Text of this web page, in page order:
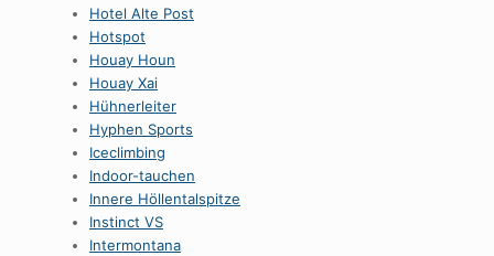
Hotel Alte Post
Hotspot
Houay Houn
Houay Xai
Hühnerleiter
Hyphen Sports
Iceclimbing
Indoor-tauchen
Innere Höllentalspitze
Instinct VS
Intermontana